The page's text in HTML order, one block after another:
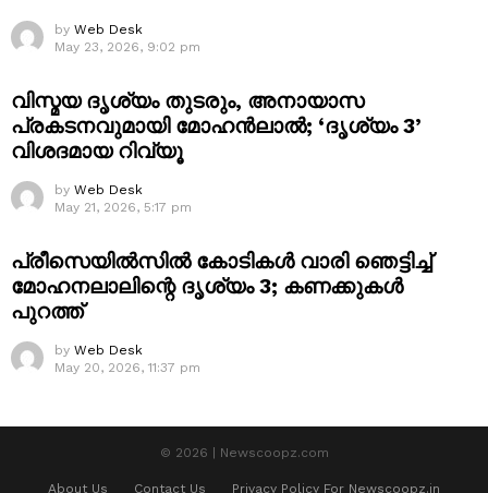
by Web Desk
May 23, 2026, 9:02 pm
വിസ്മയ ദൃശ്യം തുടരും, അനായാസ
പ്രകടനവുമായി മോഹൻലാൽ; ‘ദൃശ്യം 3’
വിശദമായ റിവ്യൂ
by Web Desk
May 21, 2026, 5:17 pm
പ്രീസെയിൽസിൽ കോടികൾ വാരി ഞെട്ടിച്ച്
മോഹനലാലിന്റെ ദൃശ്യം 3; കണക്കുകൾ
പുറത്ത്
by Web Desk
May 20, 2026, 11:37 pm
© 2026 | Newscoopz.com
About Us Contact Us Privacy Policy For Newscoopz.in